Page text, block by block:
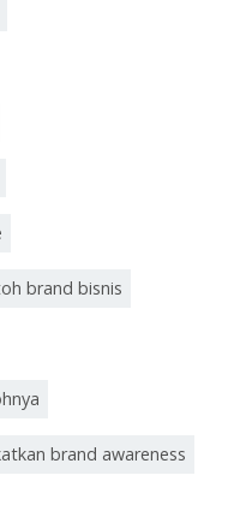
brand bisnis
brand awareness